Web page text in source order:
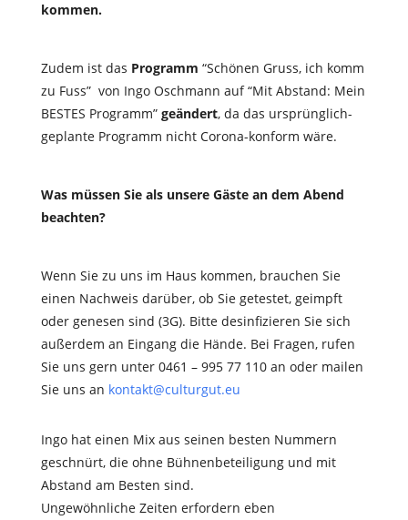
kommen.
Zudem ist das Programm “Schönen Gruss, ich komm
zu Fuss” von Ingo Oschmann auf “Mit Abstand: Mein
BESTES Programm” geändert, da das ursprünglich-
geplante Programm nicht Corona-konform wäre.
Was müssen Sie als unsere Gäste an dem Abend
beachten?
Wenn Sie zu uns im Haus kommen, brauchen Sie
einen Nachweis darüber, ob Sie getestet, geimpft
oder genesen sind (3G). Bitte desinfizieren Sie sich
außerdem an Eingang die Hände. Bei Fragen, rufen
Sie uns gern unter 0461 – 995 77 110 an oder mailen
Sie uns an kontakt@culturgut.eu
Ingo hat einen Mix aus seinen besten Nummern
geschnürt, die ohne Bühnenbeteiligung und mit
Abstand am Besten sind.
Ungewöhnliche Zeiten erfordern eben